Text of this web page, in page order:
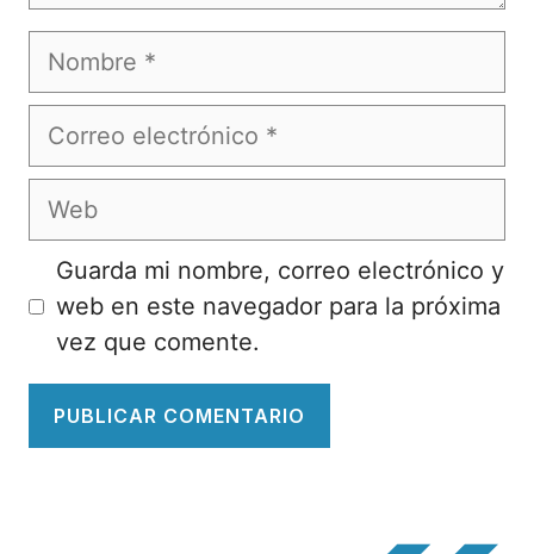
Nombre
Correo
Web
Guarda mi nombre, correo electrónico y
web en este navegador para la próxima
vez que comente.